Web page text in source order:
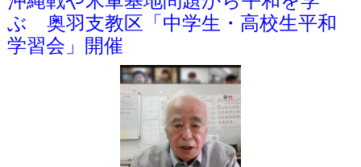
ぶ 奥羽支教区「中学生・高校生平和
学習会」開催